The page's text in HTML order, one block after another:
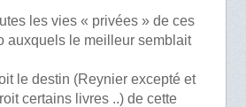
les vies « privées » de ces
auxquels le meilleur semblait
le destin (Reynier excepté et
certains livres ..) de cette